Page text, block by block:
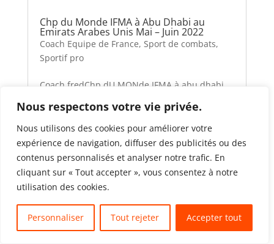
Nous respectons votre vie privée.
Nous utilisons des cookies pour améliorer votre
expérience de navigation, diffuser des publicités ou des
contenus personnalisés et analyser notre trafic. En
cliquant sur « Tout accepter », vous consentez à notre
utilisation des cookies.
Personnaliser Tout rejeter Accepter tout
Chp du Monde IFMA à Abu Dhabi au
Emirats Arabes Unis Mai – Juin 2022
Coach Equipe de France, Sport de combats,
Sportif pro
Coach fredChp dU MONde IFMA à abu dhabi
2022Championnat du Monde IFMA à Abu
Dhabi au Emirats Arabes Unis. Championnat
du Jeudi 26 Mai au Dimanche 05 Juin 2022.
17 Athlètes : 5 Médailles 2 Médailles d’Or :
Mr Daren ROLLAND ...